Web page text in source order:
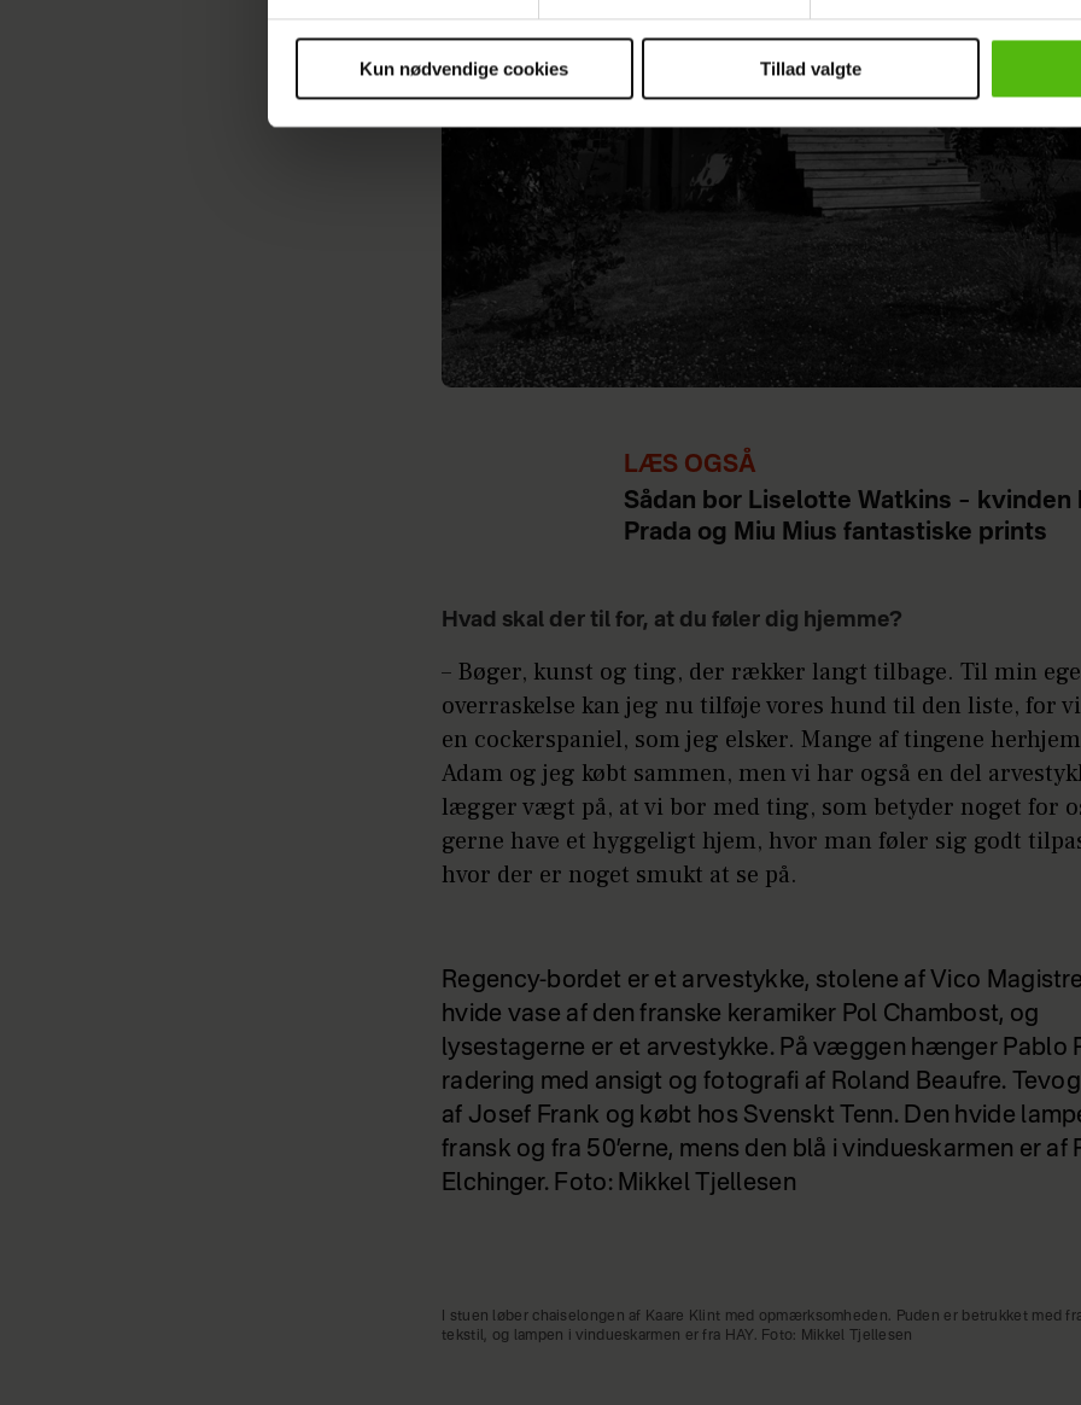
sociale medier.
cookies, samarbejdspartnere og behandling af dine personoplysninger i forbindelse hermed i
og cookiepolitik
Kun nødvendige cookies Tillad valgte
LÆS OGSÅ
Sådan bor Liselotte Watkins – kvinden
Prada og Miu Mius fantastiske prints
Hvad skal der til for, at du føler dig hjemme?
– Bøger, kunst og ting, der rækker langt tilbage. Til min
overraskelse kan jeg nu tilføje vores hund til den liste, for
en cockerspaniel, som jeg elsker. Mange af tingene
Adam og jeg købt sammen, men vi har også en del
lægger vægt på, at vi bor med ting, som betyder noget for
gerne have et hyggeligt hjem, hvor man føler sig godt
hvor der er noget smukt at se på.
Regency-bordet er et arvestykke, stolene af Vico
hvide vase af den franske keramiker Pol Chambost, og
lysestagerne er et arvestykke. På væggen hænger Pablo
radering med ansigt og fotografi af Roland Beaufre.
af Josef Frank og købt hos Svenskt Tenn. Den hvide
fransk og fra 50’erne, mens den blå i vindueskarmen er af
Elchinger. Foto: Mikkel Tjellesen
I stuen løber chaiselongen af Kaare Klint med opmærksomheden. Puden er betrukket med
tekstil, og lampen i vindueskarmen er fra HAY. Foto: Mikkel Tjellesen